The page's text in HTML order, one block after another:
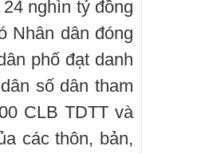
nghìn tỷ đồng
Nhân dân đóng
phố đạt danh
số dân tham
CLB TDTT và
các thôn, bản,